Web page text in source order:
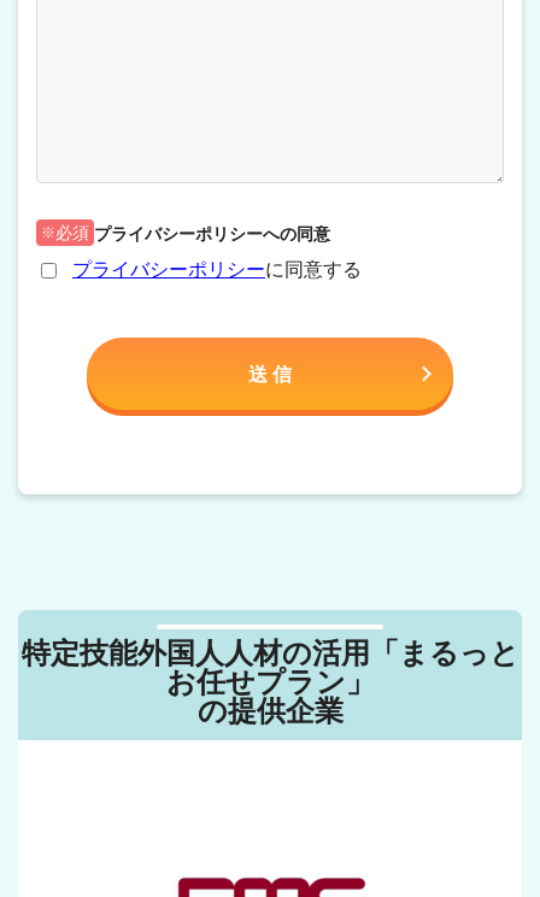
必須 プライバシーポリシーへの同意
プライバシーポリシーに同意する
特定技能外国人人材の活用「まるっと
お任せプラン」
の提供企業